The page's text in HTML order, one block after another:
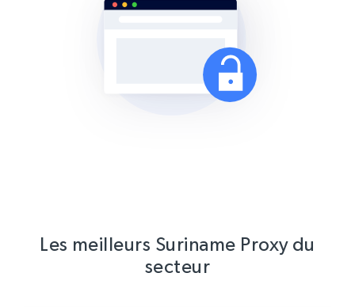
Les meilleurs Suriname Proxy du
secteur